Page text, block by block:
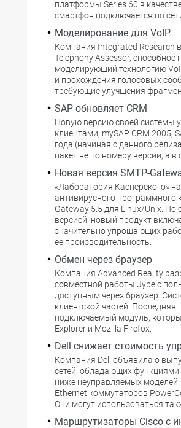
платформы Series 60 в
смартфон подключается по
Моделирование для VoIP
Компания Integrated Research
Telephony Assessor, способное
моделирующий технологию
и прохождения голосовых
требующие улучшения
SAP обновляет CRM
Новую версию своей системы
клиентами, mySAP CRM 2005,
года (начиная с данного
пакет не по номеру версии, а
Новая версия SMTP-
«Лаборатория Касперского»
антивирусного программного
Gateway 5.5 для Linux/Unix.
версией, новый продукт
значительно упрощающих
ее производительность.
Обмен через браузер
Компания Advanced Reality
совместной работы Jybe с
доступным через браузер.
клиентской частей. Последняя
подключаемый модуль,
Explorer и Mozilla Firefox.
Dell снижает стоимость
Компания Dell объявила о
сетей, обладающих
ниже неуправляемых
Ethernet коммутаторов
Они могут использоваться
Маршрутизаторы Cisco с